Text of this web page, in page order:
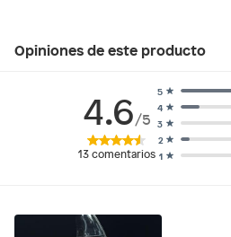
Opiniones de este producto
4.6/5
13 comentarios 1
2
3
4
5